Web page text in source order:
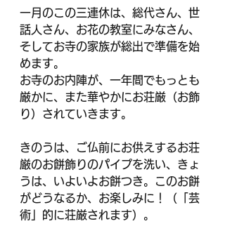
一月のこの三連休は、総代さん、世
話人さん、お花の教室にみなさん、
そしてお寺の家族が総出で準備を始
めます。
お寺のお内陣が、一年間でもっとも
厳かに、また華やかにお荘厳（お飾
り）されていきます。
きのうは、ご仏前にお供えするお荘
厳のお餅飾りのパイプを洗い、きょ
うは、いよいよお餅つき。このお餅
がどうなるか、お楽しみに！（「芸
術」的に荘厳されます）。